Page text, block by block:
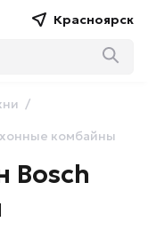
Красноярск
комбайны
Bosch